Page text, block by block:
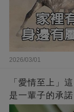
2026/03/01
「愛情至上」
是一輩子的承諾